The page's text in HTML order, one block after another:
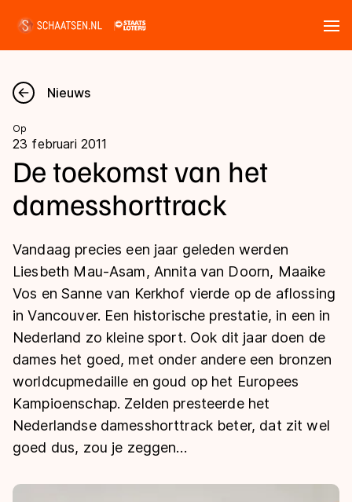
Nieuws
Kalender
Disciplines
Langebaan
Shorttrack
Inlineskaten
Kunstschaatsen
Schoonrijden
Natuurijs
Uitslagen
Langebaan
Shorttrack
Marathon
Inlineskaten
Kunstschaatsen
Tijden & historie
Ranglijsten Langebaan
Persoonlijke records & tijden
Historie & statistiek
De weg op
Inschrijven wedstrijden
Algemene Nederlandse Schaatstijd
Deze zomer de weg op
Schaatsfans
Alles voor jou als schaatsfan
Olympische Spelen
Olympische Spelen
Nieuws
Op
23 februari 2011
De toekomst van het
damesshorttrack
Vandaag precies een jaar geleden werden
Liesbeth Mau-Asam, Annita van Doorn, Maaike
Vos en Sanne van Kerkhof vierde op de aflossing
in Vancouver. Een historische prestatie, in een in
Nederland zo kleine sport. Ook dit jaar doen de
dames het goed, met onder andere een bronzen
worldcupmedaille en goud op het Europees
Kampioenschap. Zelden presteerde het
Nederlandse damesshorttrack beter, dat zit wel
goed dus, zou je zeggen…